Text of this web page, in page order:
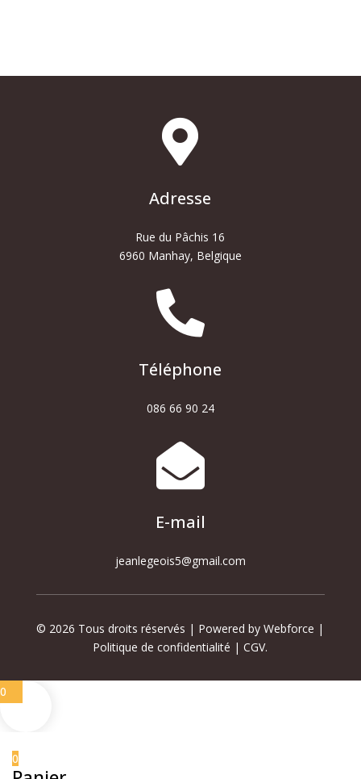

Adresse
Rue du Pâchis 16
6960 Manhay, Belgique

Téléphone
086 66 90 24

E-mail
jeanlegeois5@gmail.com
© 2026 Tous droits réservés | Powered by Webforce |
Politique de confidentialité |CGV.
0
0